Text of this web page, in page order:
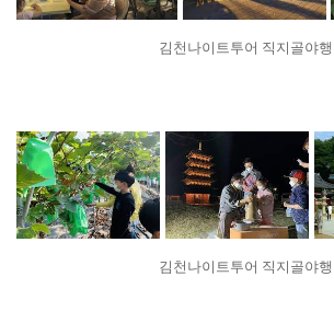
김천나이트투어 직지골야행
김천나이트투어 직지골야행